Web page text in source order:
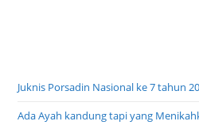
Juknis Porsadin Nasional ke 7 tahun
Ada Ayah kandung tapi yang